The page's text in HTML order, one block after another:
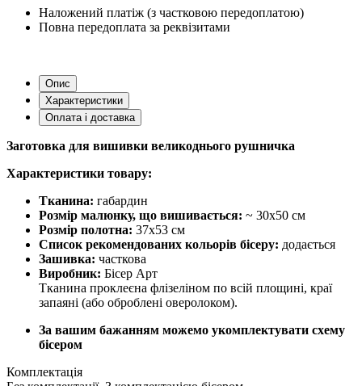
Наложений платіж (з частковою передоплатою)
Повна передоплата за реквізитами
Опис
Характеристики
Оплата і доставка
Заготовка для вишивки великоднього рушничка
Характеристики товару:
Тканина: габардин
Розмір малюнку, що вишивається: ~ 30х50 см
Розмір полотна: 37х53 см
Список рекомендованих кольорів бісеру: додається
Зашивка: часткова
Виробник: Бісер Арт
Тканина проклеєна флізеліном по всій площині, краї
запаяні (або оброблені оверолоком).
За вашим бажанням можемо укомплектувати схему
бісером
Комплектація